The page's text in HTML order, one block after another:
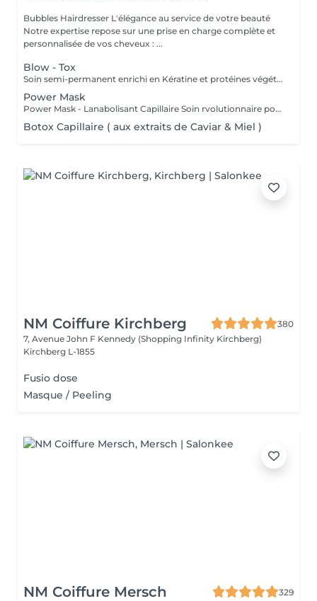
Bubbles Hairdresser L'élégance au service de votre beauté
Notre expertise repose sur une prise en charge complète et
personnalisée de vos cheveux : ...
Blow - Tox
Soin semi-permanent enrichi en Kératine et protéines végétales Info : Vous allez devoir choisir une finition afin de compléter le service - Brushing ou Coupe/Brushing .
Power Mask
Power Mask - Lanabolisant Capillaire Soin rvolutionnaire pour cheveux abims & sensibiliss
Botox Capillaire ( aux extraits de Caviar & Miel )
NM Coiffure Kirchberg
380
7, Avenue John F Kennedy (Shopping Infinity Kirchberg)
Kirchberg L-1855
Fusio dose
Masque / Peeling
NM Coiffure Mersch
329